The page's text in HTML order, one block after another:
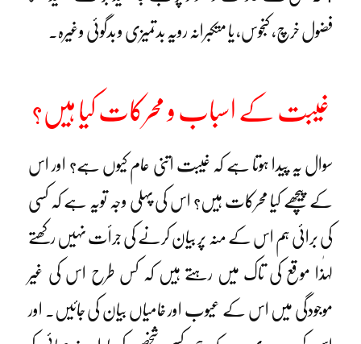
فضول خرچ، کنجوس، یا متکبرانہ رویہ بدتمیزی و بدگوئی وغیرہ۔
غیبت کے اسباب و محرکات کیا ہیں؟
سوال یہ پیدا ہوتا ہے کہ غیبت اتنی عام کیوں ہے؟ اور اس
کے پیچھے کیا محرکات ہیں؟ اس کی پہلی وجہ تویہ ہے کہ کسی
کی برائی ہم اس کے منہ پر بیان کرنے کی جرأت نہیں رکھتے
لہٰذا موقع کی تاک میں رہتے ہیں کہ کس طرح اس کی غیر
موجودگی میں اس کے عیوب اور خامیاں بیان کی جائیں۔ اور